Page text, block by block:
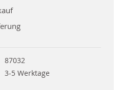
87032
3-5 Werktage